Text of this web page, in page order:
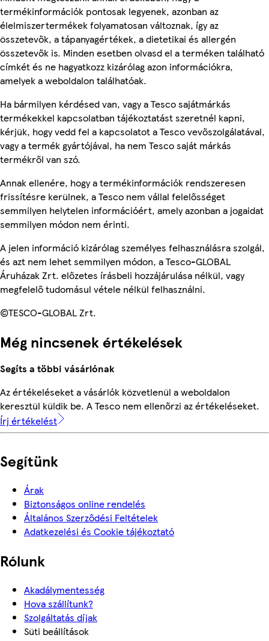
termékinformációk pontosak legyenek, azonban az
élelmiszertermékek folyamatosan változnak, így az
összetevők, a tápanyagértékek, a dietetikai és allergén
összetevők is. Minden esetben olvasd el a terméken található
címkét és ne hagyatkozz kizárólag azon információkra,
amelyek a weboldalon találhatóak.
Ha bármilyen kérdésed van, vagy a Tesco sajátmárkás
termékekkel kapcsolatban tájékoztatást szeretnél kapni,
kérjük, hogy vedd fel a kapcsolatot a Tesco vevőszolgálatával,
vagy a termék gyártójával, ha nem Tesco saját márkás
termékről van szó.
Annak ellenére, hogy a termékinformációk rendszeresen
frissítésre kerülnek, a Tesco nem vállal felelősséget
semmilyen helytelen információért, amely azonban a jogaidat
semmilyen módon nem érinti.
A jelen információ kizárólag személyes felhasználásra szolgál,
és azt nem lehet semmilyen módon, a Tesco-GLOBAL
Áruházak Zrt. előzetes írásbeli hozzájárulása nélkül, vagy
megfelelő tudomásul vétele nélkül felhasználni.
©TESCO-GLOBAL Zrt.
Még nincsenek értékelések
Segíts a többi vásárlónak
Az értékeléseket a vásárlók közvetlenül a weboldalon
keresztül küldik be. A Tesco nem ellenőrzi az értékeléseket.
Írj értékelést
Segítünk
Árak
Biztonságos online rendelés
Általános Szerződési Feltételek
Adatkezelési és Cookie tájékoztató
Rólunk
Akadálymentesség
Hova szállítunk?
Szolgáltatás díjak
Süti beállítások